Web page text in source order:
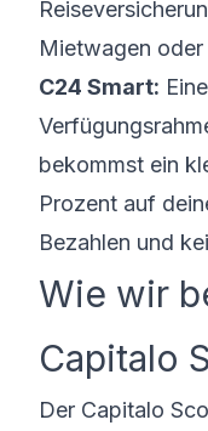
Mietwagen
C24 Smart:
bekommst ein
Prozent auf
Bezahlen und
Wie wir
Capitalo
Der Capitalo